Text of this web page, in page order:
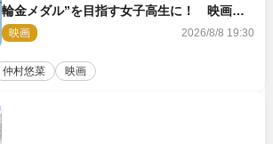
輪金メダル”を目指す女子高生に！ 映画
『つりこまち』今秋公開
映画 2026/8/8 19:30
仲村悠菜 映画